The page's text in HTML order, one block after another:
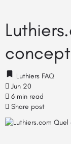
Luthiers FAQ
Jun 20
6 min read
Share post